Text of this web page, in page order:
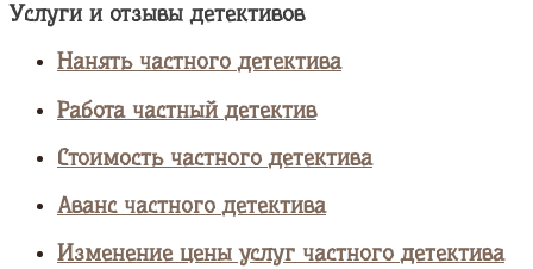
Услуги и отзывы детективов
Нанять частного детектива
Работа частный детектив
Стоимость частного детектива
Аванс частного детектива
Изменение цены услуг частного детектива